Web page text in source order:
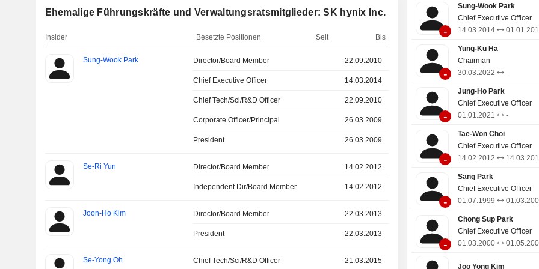
Ehemalige Führungskräfte und Verwaltungsratsmitglieder: SK hynix Inc.
Insider Besetzte Positionen Seit Bis
Sung-Wook Park Director/Board Member 22.09.2010 -
Chief Executive Officer 14.03.2014
Chief Tech/Sci/R&D Officer 22.09.2010 19.02.2013
Corporate Officer/Principal 26.03.2009
President 26.03.2009 24.03.2017
Se-Ri Yun Director/Board Member 14.02.2012
Independent Dir/Board Member 14.02.2012 20.03.2015
Joon-Ho Kim Director/Board Member 22.03.2013
President 22.03.2013 -
Se-Yong Oh Chief Tech/Sci/R&D Officer 21.03.2015 -
Geräten, digitalen
(DSLR), Camcordern,
Sicherheitsausrüstung,
Unternehmen vertreibt seine
auf dem heimischen Markt als auch
-
Sung-Wook Park
Chief Executive Officer
14.03.2014
-
Yung-Ku Ha
Chairman
30.03.2022
-
-
Jung-Ho Park
Chief Executive Officer
01.01.2021
-
-
Tae-Won Choi
Chief Executive Officer
14.02.2012
-
Sang Park
Chief Executive Officer
01.07.1999
-
Chong Sup Park
Chief Executive Officer
01.03.2000
Joo Yong Kim